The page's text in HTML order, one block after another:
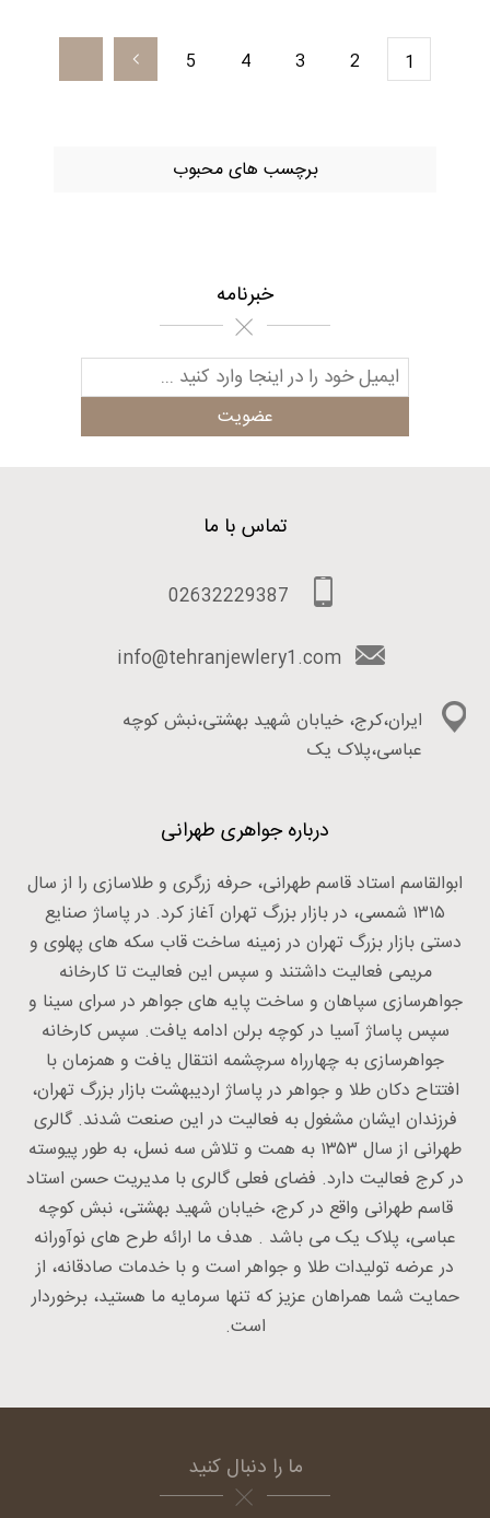
1
2
3
4
5
برچسب های محبوب
خبرنامه
تماس با ما
02632229387
info@tehranjewlery1.com
ایران،کرج، خیابان شهید بهشتی،نبش کوچه
عباسی،پلاک یک
درباره جواهری طهرانی
ابوالقاسم استاد قاسم طهرانی، حرفه زرگری و طلاسازی را از سال
۱۳۱۵ شمسی، در بازار بزرگ تهران آغاز کرد. در پاساژ صنایع
دستی بازار بزرگ تهران در زمینه ساخت قاب سکه های پهلوی و
مریمی فعالیت داشتند و سپس این فعالیت تا کارخانه
جواهرسازی سپاهان و ساخت پایه های جواهر در سرای سینا و
سپس پاساژ آسیا در کوچه برلن ادامه یافت. سپس کارخانه
جواهرسازی به چهارراه سرچشمه انتقال یافت و همزمان با
افتتاح دکان طلا و جواهر در پاساژ اردیبهشت بازار بزرگ تهران،
فرزندان ایشان مشغول به فعالیت در این صنعت شدند. گالری
طهرانی از سال ۱۳۵۳ به همت و تلاش سه نسل، به طور پیوسته
در کرج فعالیت دارد. فضای فعلی گالری با مدیریت حسن استاد
قاسم طهرانی واقع در کرج، خیابان شهید بهشتی، نبش کوچه
عباسی، پلاک یک می باشد . هدف ما ارائه طرح های نوآورانه
در عرضه تولیدات طلا و جواهر است و با خدمات صادقانه، از
حمایت شما همراهان عزیز که تنها سرمایه ما هستید، برخوردار
است.
ما را دنبال کنید